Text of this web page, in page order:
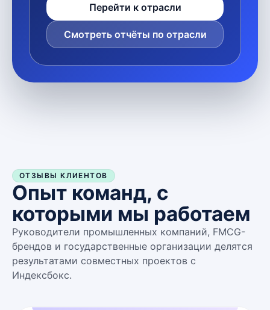
Перейти к отрасли
Смотреть отчёты по отрасли
ОТЗЫВЫ КЛИЕНТОВ
Опыт команд, с
которыми мы работаем
Руководители промышленных компаний, FMCG-
брендов и государственные организации делятся
результатами совместных проектов с
Индексбокс.